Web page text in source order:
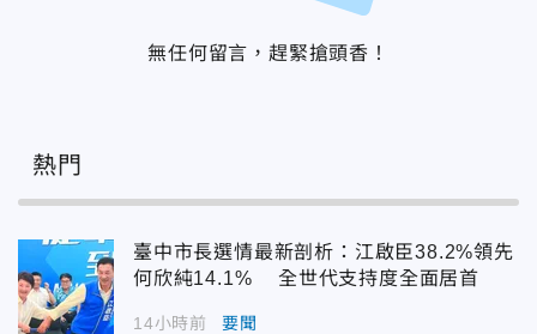
無任何留言，趕緊搶頭香！
熱門
臺中市長選情最新剖析：江啟臣38.2%領先
何欣純14.1% 全世代支持度全面居首
14小時前 要聞